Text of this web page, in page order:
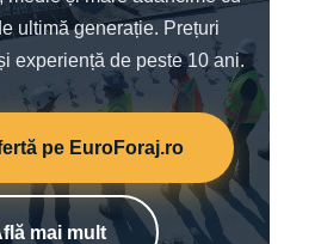
ultimă generație. Prețuri
experiență de peste 10 ani.
pe EuroForaj.ro
mai mult